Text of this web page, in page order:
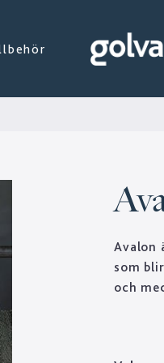
Avalon
som
och